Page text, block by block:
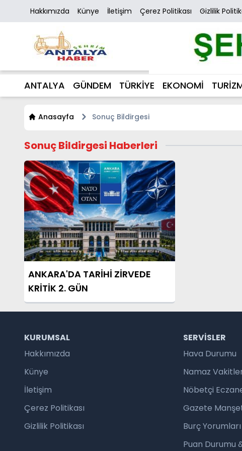
Hakkımızda Künye İletişim Çerez Politikası Gizlilik
ANTALYA GÜNDEM TÜRKİYE EKONOMİ
Anasayfa Sonuç Bildirgesi
Sonuç Bildirgesi Haberleri
ANKARA'DA TARİHİ ZİRVEDE
KRİTİK 2. GÜN
KURUMSAL
Hakkımızda
Künye
İletişim
Çerez Politikası
Gizlilik Politikası
SERVISLER
Hava Durumu
Namaz
Nöbetçi
Gazete
Burç Yorumları
Puan Durumu